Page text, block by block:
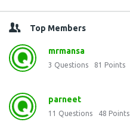
Top Members
mrmansa
3 Questions 81 Points
parneet
11 Questions 48 Points